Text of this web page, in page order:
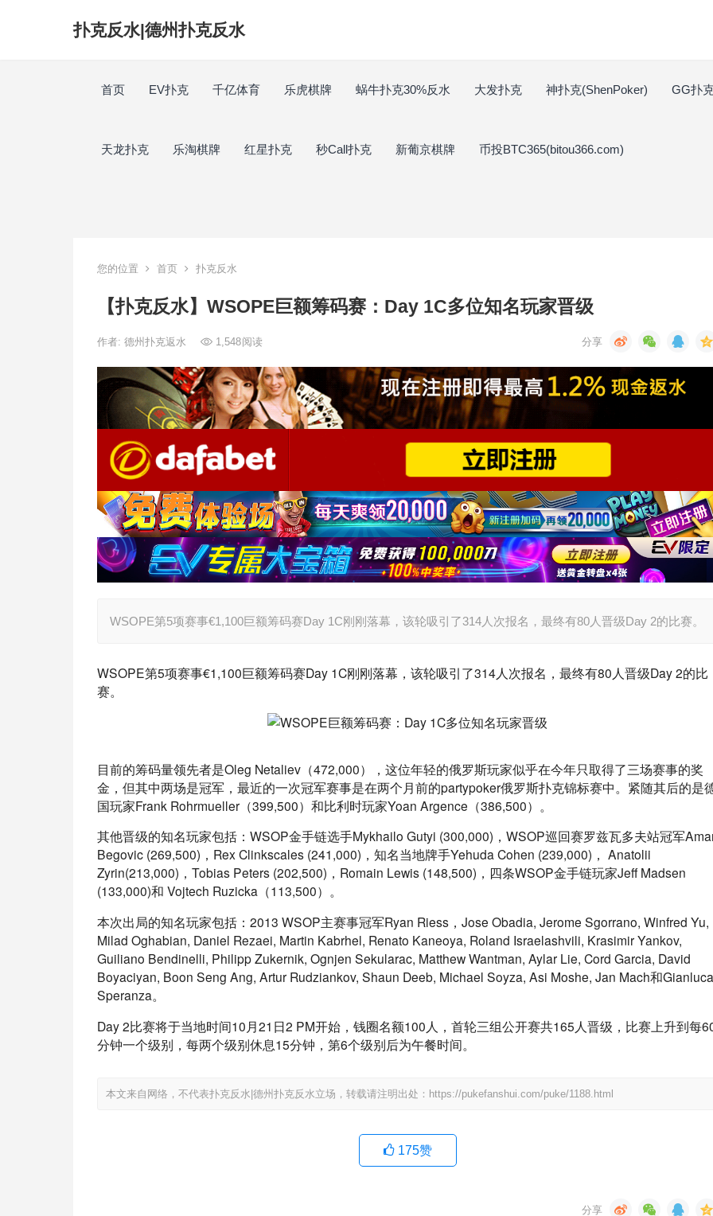
扑克反水|德州扑克反水
首页 EV扑克 千亿体育 乐虎棋牌 蜗牛扑克30%反水 大发扑克 神扑克(ShenPoker) GG扑
天龙扑克 乐淘棋牌 红星扑克 秒Call扑克 新葡京棋牌 币投BTC365(bitou366.com)
您的位置 首页 扑克反水
【扑克反水】WSOPE巨额筹码赛：Day 1C多位知名玩家晋级
作者: 德州扑克返水 1,548阅读
WSOPE第5项赛事€1,100巨额筹码赛Day 1C刚刚落幕，该轮吸引了314人次报名，最终有80人晋级Day 2的比赛。
WSOPE第5项赛事€1,100巨额筹码赛Day 1C刚刚落幕，该轮吸引了314人次报名，最终有80人晋级Day 2的比
赛。
目前的筹码量领先者是Oleg Netaliev（472,000），这位年轻的俄罗斯玩家似乎在今年只取得了三场赛事的奖
金，但其中两场是冠军，最近的一次冠军赛事是在两个月前的partypoker俄罗斯扑克锦标赛中。紧随其后的是
国玩家Frank Rohrmueller（399,500）和比利时玩家Yoan Argence（386,500）。
其他晋级的知名玩家包括：WSOP金手链选手Mykhailo Gutyi (300,000)，WSOP巡回赛罗兹瓦多夫站冠军
Begovic (269,500)，Rex Clinkscales (241,000)，知名当地牌手Yehuda Cohen (239,000)， Anatolii
Zyrin(213,000)，Tobias Peters (202,500)，Romain Lewis (148,500)，四条WSOP金手链玩家Jeff Madsen
(133,000)和 Vojtech Ruzicka（113,500）。
本次出局的知名玩家包括：2013 WSOP主赛事冠军Ryan Riess，Jose Obadia, Jerome Sgorrano, Winfred Yu,
Milad Oghabian, Daniel Rezaei, Martin Kabrhel, Renato Kaneoya, Roland Israelashvili, Krasimir Yankov,
Guiliano Bendinelli, Philipp Zukernik, Ognjen Sekularac, Matthew Wantman, Aylar Lie, Cord Garcia, David
Boyaciyan, Boon Seng Ang, Artur Rudziankov, Shaun Deeb, Michael Soyza, Asi Moshe, Jan Mach和Gianluca
Speranza。
Day 2比赛将于当地时间10月21日2 PM开始，钱圈名额100人，首轮三组公开赛共165人晋级，比赛上升到每
分钟一个级别，每两个级别休息15分钟，第6个级别后为午餐时间。
本文来自网络，不代表扑克反水|德州扑克反水立场，转载请注明出处：https://pukefanshui.com/puke/1188.html
175赞